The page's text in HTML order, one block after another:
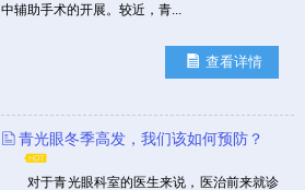
中辅助手术的开展。较近，青...
查看详情
青光眼冬季高发，我们该如何预防？
对于青光眼科室的医生来说，医治前来就诊